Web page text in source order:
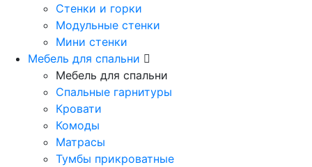
Стенки и горки
Модульные стенки
Мини стенки
Мебель для спальни
Мебель для спальни
Спальные гарнитуры
Кровати
Комоды
Матрасы
Тумбы прикроватные